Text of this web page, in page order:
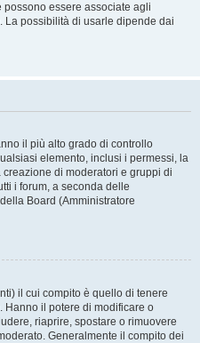
essere associate agli
La possibilità di usarle dipende dai
il più alto grado di controllo
elemento, inclusi i permessi, la
di moderatori e gruppi di
i forum, a seconda delle
Board (Amministratore
il cui compito è quello di tenere
Hanno il potere di modificare o
riaprire, spostare o rimuovere
Generalmente il compito dei